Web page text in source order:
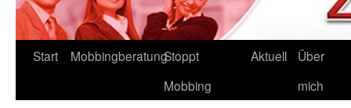
Start MobbingberatungStoppt
Mobbing
Aktuell
Über
mich